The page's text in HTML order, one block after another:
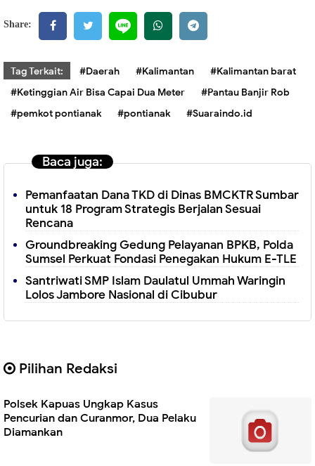
Share:
Tag Terkait: #Daerah #Kalimantan
#Kalimantan barat
#Ketinggian Air Bisa Capai Dua Meter
#Pantau Banjir Rob
#pemkot pontianak
#pontianak #Suaraindo.id
Baca juga:
Pemanfaatan Dana TKD di Dinas BMCKTR Sumbar
untuk 18 Program Strategis Berjalan Sesuai
Rencana
Groundbreaking Gedung Pelayanan BPKB, Polda
Sumsel Perkuat Fondasi Penegakan Hukum E-TLE
Santriwati SMP Islam Daulatul Ummah Waringin
Lolos Jambore Nasional di Cibubur
Pilihan Redaksi
Polsek Kapuas Ungkap Kasus
Pencurian dan Curanmor, Dua Pelaku
Diamankan